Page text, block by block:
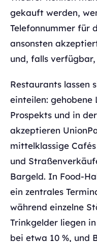
gekauft werden,
Telefonnummer für
ansonsten
und, falls verfügbar,
Restaurants lassen
einteilen: gehobene
Prospekts und in
akzeptieren
mittelklassige
und
Bargeld. In Food-
ein zentrales
während einzelne
Trinkgelder liegen
bei etwa 10 %, und